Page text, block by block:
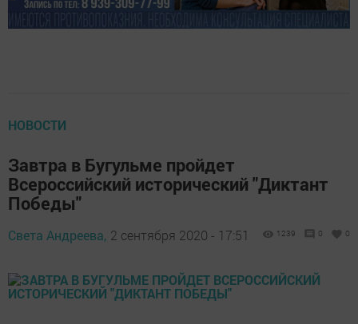
НОВОСТИ
Завтра в Бугульме пройдет
Всероссийский исторический "Диктант
Победы"
Света Андреева, 2 сентября 2020 - 17:51 1239 0 0